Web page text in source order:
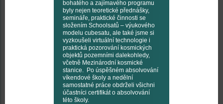
bohatého a zajímavého programu
byly nejen teoretické přednášky,
semináře, praktické činnosti se
složením Schoolsatů – výukového
modelu cubesatu, ale také jsme si
vyzkoušeli virtuální technologie i
praktická pozorování kosmických
objektů pozemními dalekohledy,
včetně Mezinárodní kosmické
stanice. Po úspěšném absolvování
víkendové školy a nedělní
samostatné práce obdrželi všichni
účastníci certifikát o absolvování
této školy.